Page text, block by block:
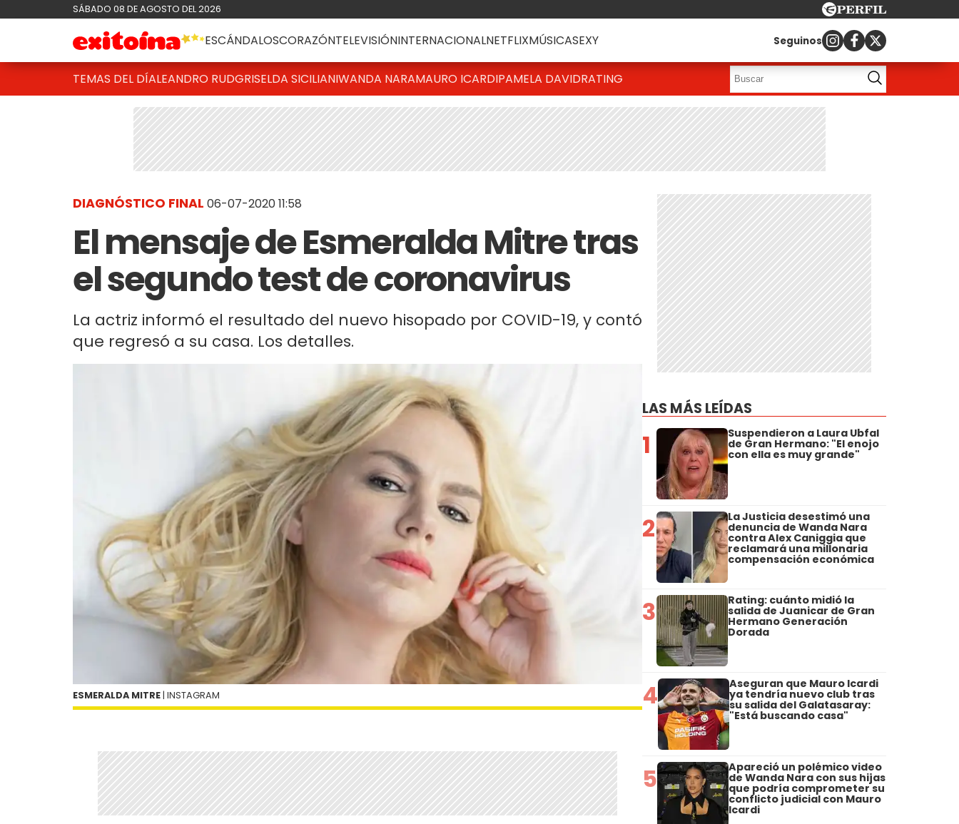
SÁBADO 08 DE AGOSTO DEL 2026
ESCÁNDALOSCORAZÓNTELEVISIÓNINTERNACIONALNETFLIXMÚSICASEXY Seguinos
TEMAS DEL DÍALEANDRO RUDGRISELDA SICILIANIWANDA NARAMAURO ICARDIPAMELA DAVIDRATING
DIAGNÓSTICO FINAL 06-07-2020 11:58
El mensaje de Esmeralda Mitre tras
el segundo test de coronavirus
La actriz informó el resultado del nuevo hisopado por COVID-19, y contó
que regresó a su casa. Los detalles.
ESMERALDA MITRE | INSTAGRAM
LAS MÁS LEÍDAS
1 Suspendieron a Laura Ubfal
de Gran Hermano: "El enojo
con ella es muy grande"
2 La Justicia desestimó una
denuncia de Wanda Nara
contra Alex Caniggia que
reclamará una millonaria
compensación económica
3 Rating: cuánto midió la
salida de Juanicar de Gran
Hermano Generación
Dorada
4 Aseguran que Mauro Icardi
ya tendría nuevo club tras
su salida del Galatasaray:
"Está buscando casa"
5 Apareció un polémico video
de Wanda Nara con sus hijas
que podría comprometer su
conflicto judicial con Mauro
Icardi